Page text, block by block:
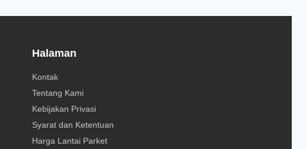
Halaman
Kontak
Tentang Kami
Kebijakan Privasi
Syarat dan Ketentuan
Harga Lantai Parket